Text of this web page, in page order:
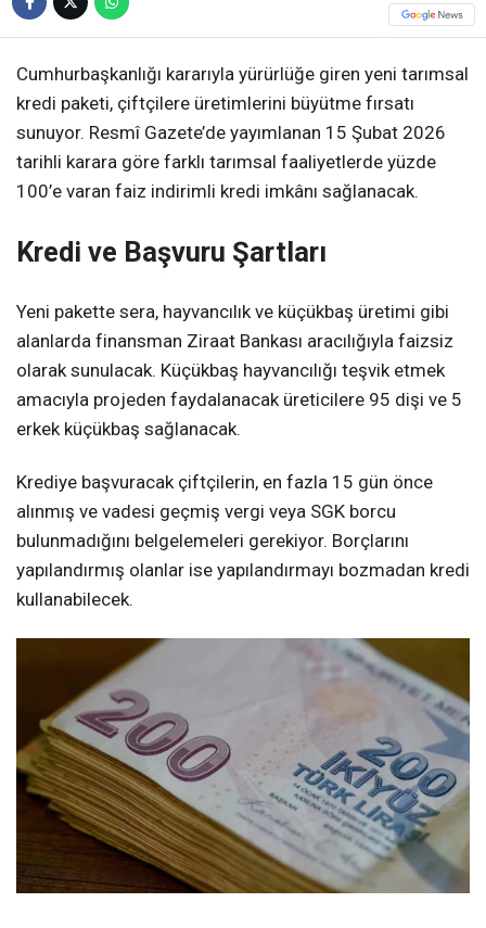
Cumhurbaşkanlığı kararıyla yürürlüğe giren yeni tarımsal
kredi paketi, çiftçilere üretimlerini büyütme fırsatı
sunuyor. Resmî Gazete’de yayımlanan 15 Şubat 2026
tarihli karara göre farklı tarımsal faaliyetlerde yüzde
100’e varan faiz indirimli kredi imkânı sağlanacak.
Kredi ve Başvuru Şartları
Yeni pakette sera, hayvancılık ve küçükbaş üretimi gibi
alanlarda finansman Ziraat Bankası aracılığıyla faizsiz
olarak sunulacak. Küçükbaş hayvancılığı teşvik etmek
amacıyla projeden faydalanacak üreticilere 95 dişi ve 5
erkek küçükbaş sağlanacak.
Krediye başvuracak çiftçilerin, en fazla 15 gün önce
alınmış ve vadesi geçmiş vergi veya SGK borcu
bulunmadığını belgelemeleri gerekiyor. Borçlarını
yapılandırmış olanlar ise yapılandırmayı bozmadan kredi
kullanabilecek.